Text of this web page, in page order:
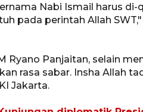
Nabi Ismail harus di-
pada perintah Allah
Ryano Panjaitan, selain
rasa sabar. Insha Allah
Jakarta.